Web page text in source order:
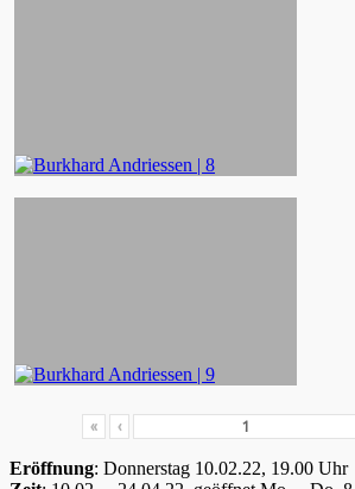
« ‹
Eröffnung: Donnerstag 10.02.22, 19.00 Uhr